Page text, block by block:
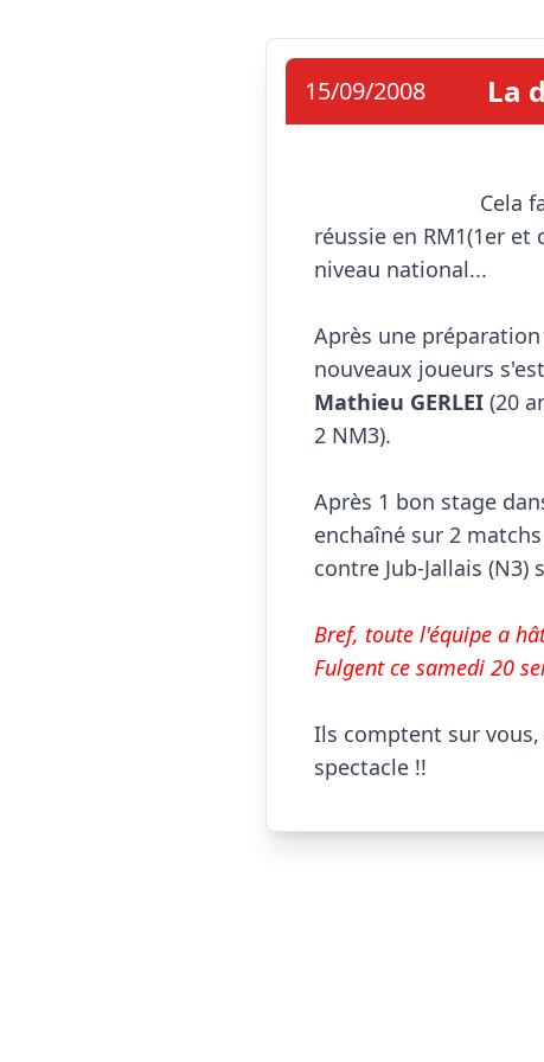
15/09/2008 La
réussie en RM1(1er
niveau national...
Après une
Mathieu GERLEI (20
2 NM3).
Après 1 bon stage
enchaîné sur 2
contre Jub-Jallais (N3)
Bref, toute l'équipe a
Fulgent ce samedi 20
Ils comptent sur
spectacle